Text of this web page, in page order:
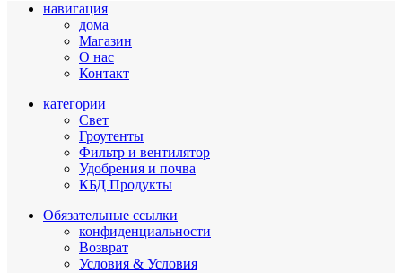
навигация
дома
Магазин
О нас
Контакт
категории
Свет
Гроутенты
Фильтр и вентилятор
Удобрения и почва
КБД Продукты
Обязательные ссылки
конфиденциальности
Возврат
Условия & Условия